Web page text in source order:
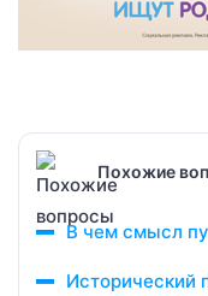
Похожие
В чем смысл
Исторический